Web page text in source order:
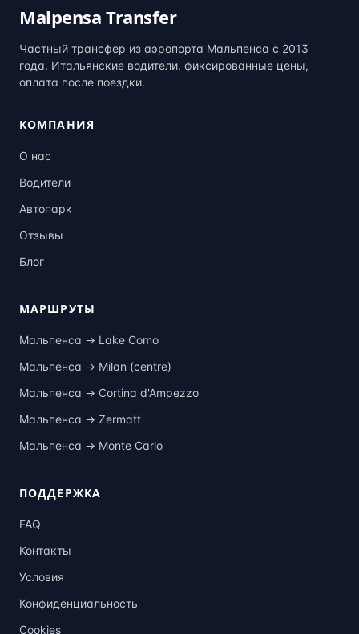
Malpensa Transfer
Частный трансфер из аэропорта Мальпенса с 2013
года. Итальянские водители, фиксированные цены,
оплата после поездки.
КОМПАНИЯ
О нас
Водители
Автопарк
Отзывы
Блог
МАРШРУТЫ
Мальпенса → Lake Como
Мальпенса → Milan (centre)
Мальпенса → Cortina d'Ampezzo
Мальпенса → Zermatt
Мальпенса → Monte Carlo
ПОДДЕРЖКА
FAQ
Контакты
Условия
Конфиденциальность
Cookies